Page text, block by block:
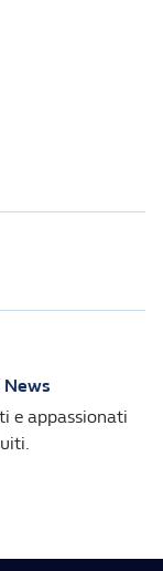
News
e appassionati